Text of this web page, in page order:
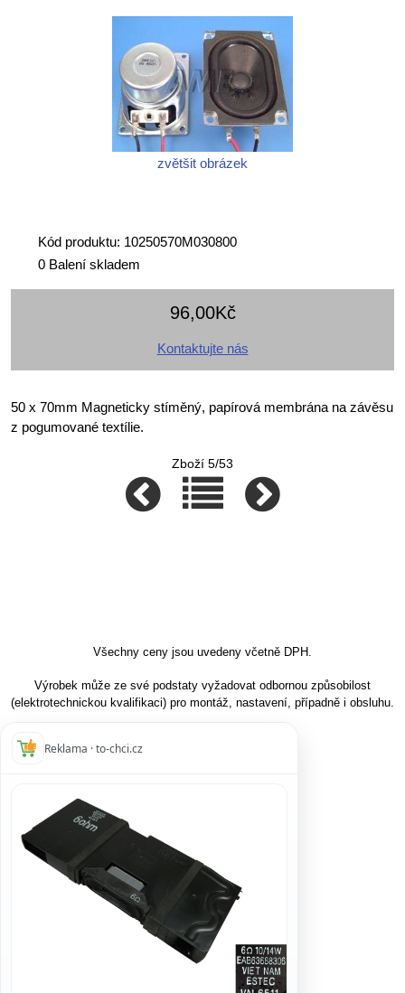
zvětšit obrázek
Kód produktu: 10250570M030800
0 Balení skladem
96,00Kč
Kontaktujte nás
50 x 70mm Magneticky stíměný, papírová membrána na závěsu
z pogumované textílie.
Zboží 5/53
Všechny ceny jsou uvedeny včetně DPH.
Výrobek může ze své podstaty vyžadovat odbornou způsobilost
(elektrotechnickou kvalifikaci) pro montáž, nastavení, případně i obsluhu.
Reklama · to-chci.cz